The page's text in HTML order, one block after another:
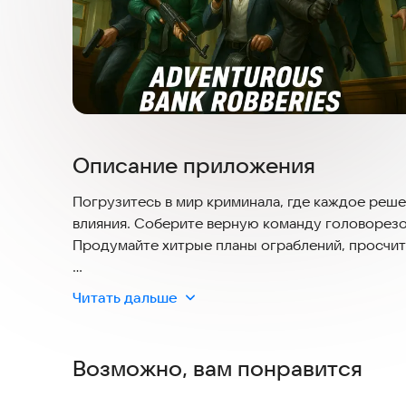
Описание приложения
Погрузитесь в мир криминала, где каждое
влияния. Соберите верную команду
Продумайте хитрые планы ограблений,
Чувствуйте адреналин в перестрелках с
оружие: от пистолетов и дробовиков до
Управляйте своей империей, расширяя
Читать дальше
Возможно, вам понравится